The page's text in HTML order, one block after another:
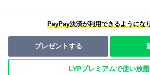
PayPay決済が利用できるようにな
プレゼントする
LYPプレミアムで使い放題